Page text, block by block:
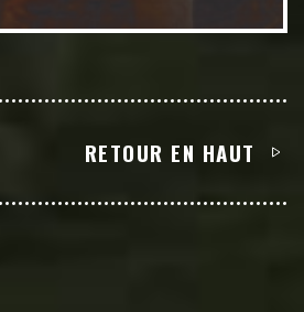
RETOUR EN HAUT